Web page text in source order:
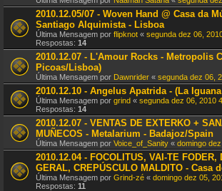
2010.12.05/07 - Woven Hand @ Casa da
Santiago Alquimista - Lisboa
Última Mensagem por flipknot « segunda dez 06,
Respostas: 14
2010.12.07 - L'Amour Rocks - Metropolis
Picoas/Lisboa)
Última Mensagem por Dawnrider « segunda dez 06,
2010.12.10 - Angelus Apatrida - (La
Última Mensagem por grind « segunda dez 06, 2010
Respostas: 14
2010.12.07 - VENTAS DE EXTERKO +
MUÑECOS - Metalarium - Badajoz/Spain
Última Mensagem por Voice_of_Sanity « domingo
2010.12.04 - FOCOLITUS, VAI-TE FODER,
GERAL, CREPÚSCULO MALDITO - Casa
Última Mensagem por Grind-zé « domingo dez 05,
Respostas: 11